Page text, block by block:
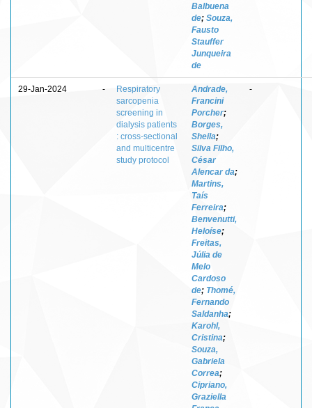
Balbuena
de; Souza,
Fausto
Stauffer
Junqueira
de
29-Jan-2024 -
Respiratory
sarcopenia
screening in
dialysis patients
: cross-sectional
and multicentre
study protocol
Andrade,
Francini
Porcher;
Borges,
Sheila;
Silva Filho,
César
Alencar da;
Martins,
Taís
Ferreira;
Benvenutti,
Heloíse;
Freitas,
Júlia de
Melo
Cardoso
de; Thomé,
Fernando
Saldanha;
Karohl,
Cristina;
Souza,
Gabriela
Correa;
Cipriano,
Graziella
-